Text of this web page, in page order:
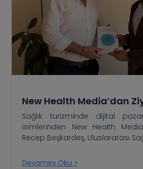
New Health Media’dan
Sağlık turizminde dijital
isimlerinden New Health
Recep Beşkardeş, Uluslararası
Devamını Oku >